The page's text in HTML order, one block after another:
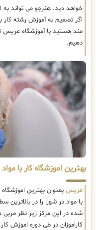
خواهد دید. هنرجو می تواند به
اگر تصمیم به آموزش رشته کار
مند هستید با آموزشگاه عریس
دهیم.
بهترین اموزشگاه کار با
عریس بعنوان بهترین
با مواد در شورا را در بالاترین
شده در این مرکز زیر نظر
کاراموزان در طی دوره اموزش